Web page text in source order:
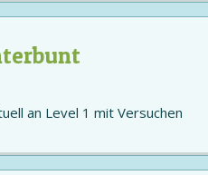
an Level 1 mit Versuchen